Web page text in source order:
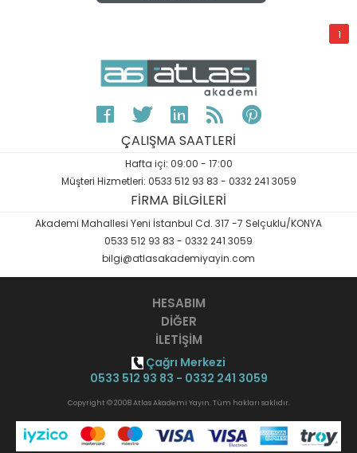
1
ÇALIŞMA SAATLERİ
Hafta içi: 09:00 - 17:00
Müşteri Hizmetleri: 0533 512 93 83 - 0332 241 3059
FİRMA BİLGİLERİ
Akademi Mahallesi Yeni İstanbul Cd. 317 -7 Selçuklu/KONYA
0533 512 93 83 - 0332 241 3059
bilgi@atlasakademiyayin.com
HESABIM
DİĞER
İLETİŞİM
Çağrı Merkezi
0533 512 93 83 - 0332 241 3059
Copyright © 2008 Atlas Akademi Yayın. Tüm hakları saklıdır.